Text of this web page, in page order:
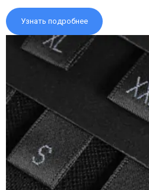
Узнать подробнее